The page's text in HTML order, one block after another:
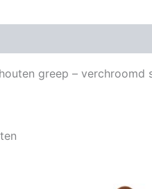
greep – verchroomd